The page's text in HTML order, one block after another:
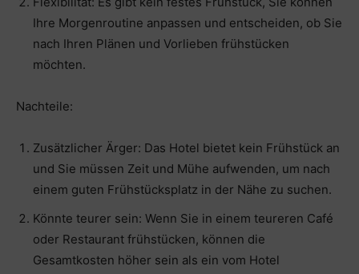
Ihre Morgenroutine anpassen und entscheiden, ob Sie
nach Ihren Plänen und Vorlieben frühstücken
möchten.
Nachteile:
Zusätzlicher Ärger: Das Hotel bietet kein Frühstück an
und Sie müssen Zeit und Mühe aufwenden, um nach
einem guten Frühstücksplatz in der Nähe zu suchen.
Könnte teurer sein: Wenn Sie in einem teureren Café
oder Restaurant frühstücken, können die
Gesamtkosten höher sein als ein vom Hotel